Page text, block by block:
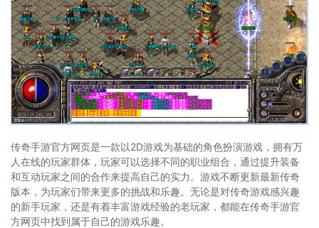
传奇手游官方网页是一款以2D游戏为基础的角色扮演游戏，拥有万
人在线的玩家群体，玩家可以选择不同的职业组合，通过提升装备
和互动玩家之间的合作来提高自己的实力。游戏不断更新最新传奇
版本，为玩家们带来更多的挑战和乐趣。无论是对传奇游戏感兴趣
的新手玩家，还是有着丰富游戏经验的老玩家，都能在传奇手游官
方网页中找到属于自己的游戏乐趣。